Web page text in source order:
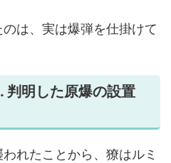
は、実は爆弾を仕掛けて
判明した原爆の設置
れたことから、獠はルミ